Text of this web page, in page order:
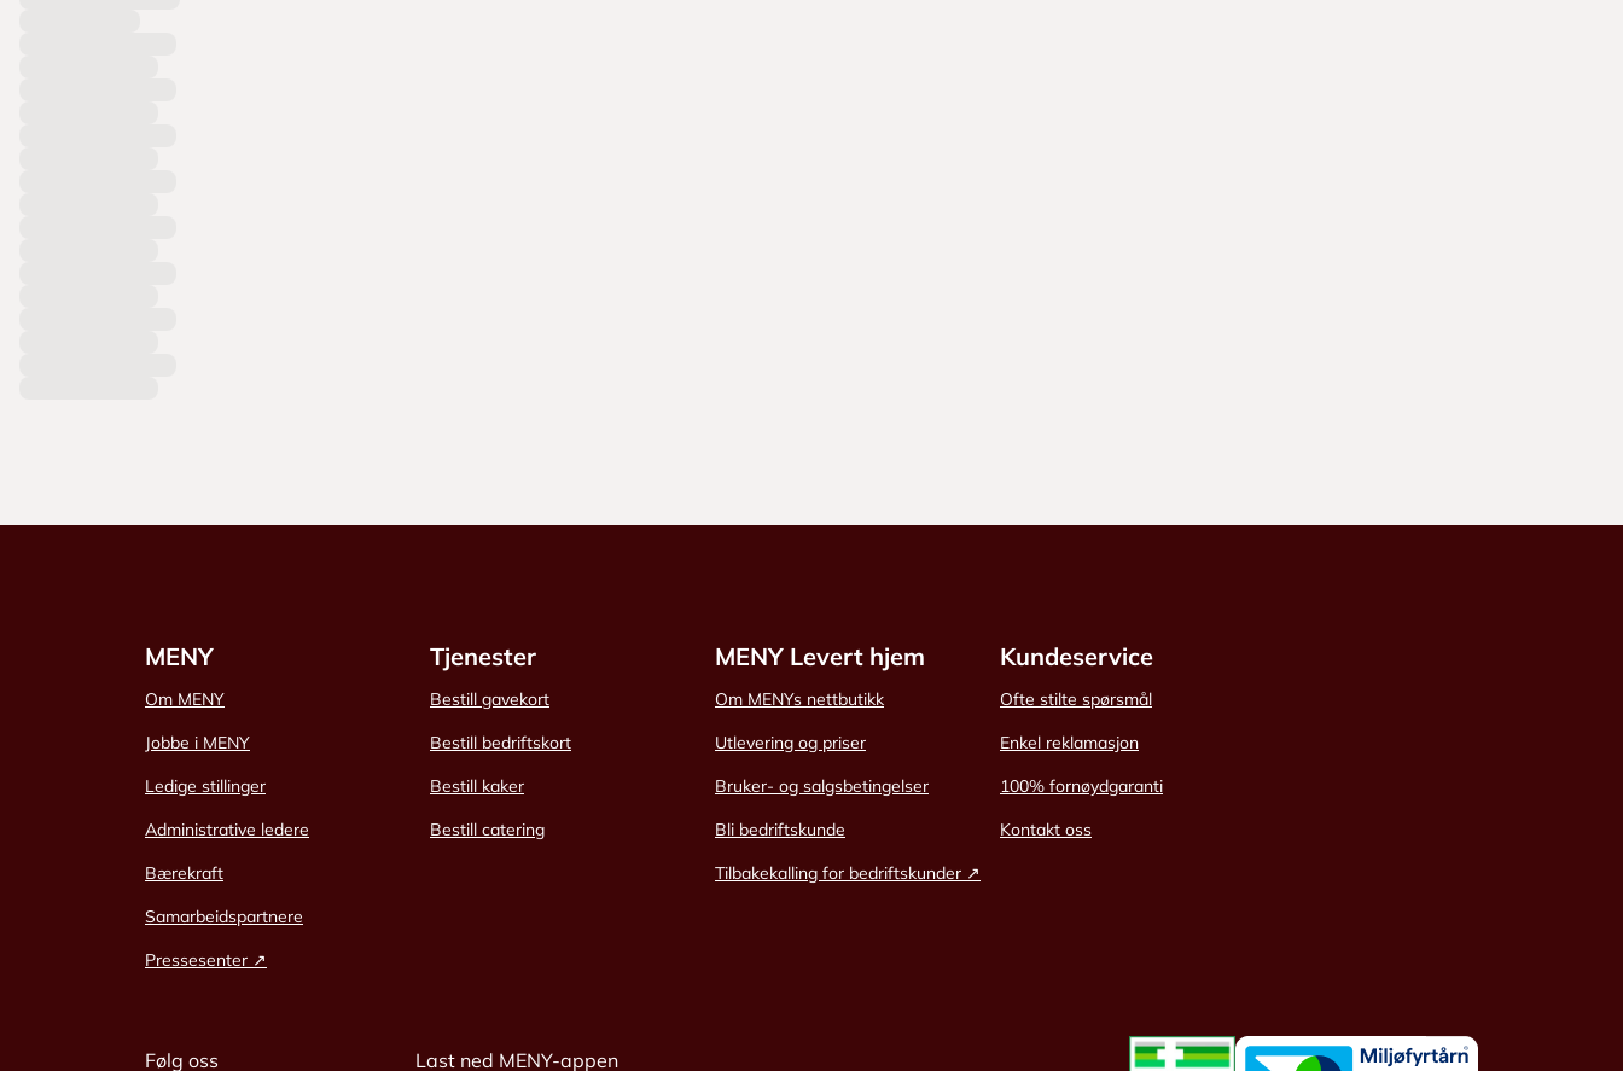
MENY
Om MENY
Jobbe i MENY
Ledige stillinger
Administrative ledere
Bærekraft
Samarbeidspartnere
Pressesenter ↗
Tjenester
Bestill gavekort
Bestill bedriftskort
Bestill kaker
Bestill catering
MENY Levert hjem
Om MENYs nettbutikk
Utlevering og priser
Bruker- og salgsbetingelser
Bli bedriftskunde
Tilbakekalling for bedriftskunder ↗
Kundeservice
Ofte stilte spørsmål
Enkel reklamasjon
100% fornøydgaranti
Kontakt oss
Følg oss Last ned MENY-appen